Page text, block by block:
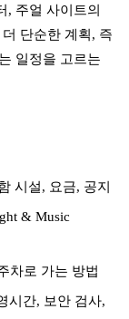
, 주얼 사이트의
단순한 계획, 즉
일정을 고르는
시설, 요금, 공지
& Music
차로 가는 방법
시간, 보안 검사,